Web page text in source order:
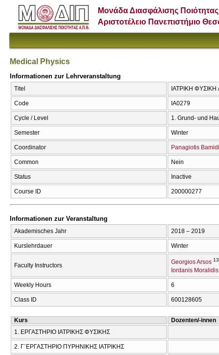
Μονάδα Διασφάλισης Ποιότητας
Αριστοτέλειο Πανεπιστήμιο
Medical Physics
Informationen zur Lehrveranstaltung
Titel ΙΑΤΡΙΚΗ ΦΥΣΙΚΗ
Code ΙΑ0279
Cycle / Level 1. Grund- und
Semester Winter
Coordinator Panagiotis
Common Nein
Status Inactive
Course ID 200000277
Informationen zur Veranstaltung
Akademisches Jahr 2018 – 2019
Kurslehrdauer Winter
Faculty Instructors Georgios Arsos
Iordanis Moralidis
Weekly Hours 6
Class ID 600128605
Kurs
Dozenten/-innen
1. ΕΡΓΑΣΤΗΡΙΟ ΙΑΤΡΙΚΗΣ ΦΥΣΙΚΗΣ
2. Γ΄ΕΡΓΑΣΤΗΡΙΟ ΠΥΡΗΝΙΚΗΣ ΙΑΤΡΙΚΗΣ